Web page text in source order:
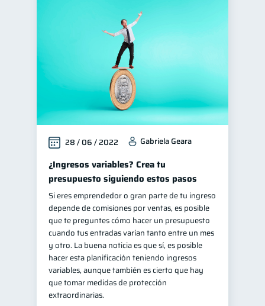
28 / 06 / 2022 Gabriela Geara
¿Ingresos variables? Crea tu
presupuesto siguiendo estos pasos
Si eres emprendedor o gran parte de tu ingreso
depende de comisiones por ventas, es posible
que te preguntes cómo hacer un presupuesto
cuando tus entradas varían tanto entre un mes
y otro. La buena noticia es que sí, es posible
hacer esta planificación teniendo ingresos
variables, aunque también es cierto que hay
que tomar medidas de protección
extraordinarias.